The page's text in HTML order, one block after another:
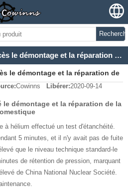
CNNC a terminé avec succès le démontage et la réparation de la première vanne à hélium domestique
le démontage et la réparation de
domestique
Cowinns Libérer:2020-09-14
le démontage et la réparation de la
à hélium effectué un test d'étanchéité.
5 minutes, et il n'y avait pas de fuite
que le niveau technique standard-le
de rétention de pression, marquant
de China National Nuclear Société.